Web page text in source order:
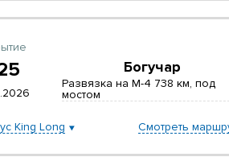
Богучар
Развязка на М-4 738 км, под
мостом
King Long Смотреть